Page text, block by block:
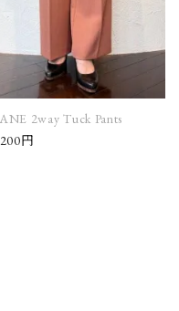
2way Tuck Pants
円